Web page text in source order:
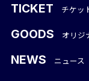
TICKET チケッ
GOODS オリジ
NEWS ニュース